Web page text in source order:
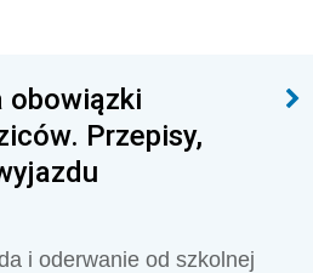
obowiązki
Przepisy,
i oderwanie od szkolnej